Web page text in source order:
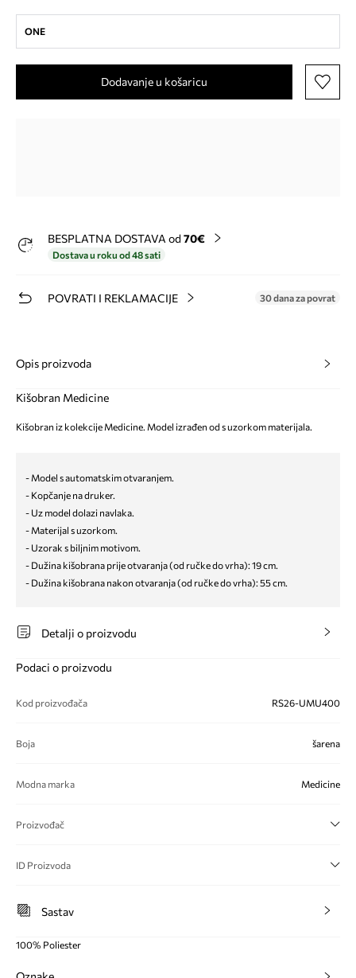
ONE
Dodavanje u košaricu
BESPLATNA DOSTAVA od 70€
Dostava u roku od 48 sati
POVRATI I REKLAMACIJE 30 dana za povrat
Opis proizvoda
Kišobran Medicine
Kišobran iz kolekcije Medicine. Model izrađen od s uzorkom materijala.
- Model s automatskim otvaranjem.
- Kopčanje na druker.
- Uz model dolazi navlaka.
- Materijal s uzorkom.
- Uzorak s biljnim motivom.
- Dužina kišobrana prije otvaranja (od ručke do vrha): 19 cm.
- Dužina kišobrana nakon otvaranja (od ručke do vrha): 55 cm.
Detalji o proizvodu
Podaci o proizvodu
Kod proizvođača RS26-UMU400
Boja šarena
Modna marka Medicine
Proizvođač
ID Proizvoda
Sastav
100% Poliester